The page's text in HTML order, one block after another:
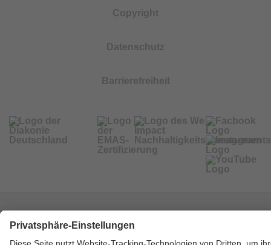
Copyright
Datenschutz
Barrierefreiheit